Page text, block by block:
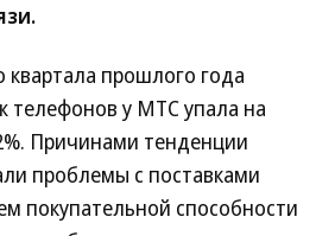
квартала прошлого года
телефонов у МТС упала на
Причинами тенденции
проблемы с поставками
покупательной способности